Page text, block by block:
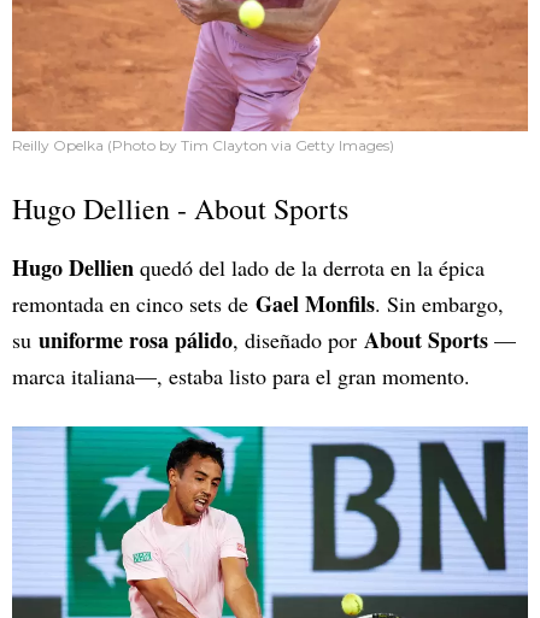
Reilly Opelka (Photo by Tim Clayton via Getty Images)
Hugo Dellien - About Sports
Hugo Dellien quedó del lado de la derrota en la épica
remontada en cinco sets de Gael Monfils. Sin embargo,
su uniforme rosa pálido, diseñado por About Sports —
marca italiana—, estaba listo para el gran momento.